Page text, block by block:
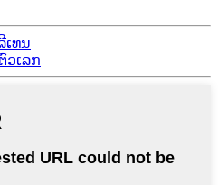
ເທນ
ວເລກ